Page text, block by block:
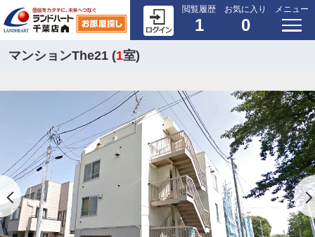
閲覧履歴
1
お気に入り
0
メニュー
マンションThe21 (1室)